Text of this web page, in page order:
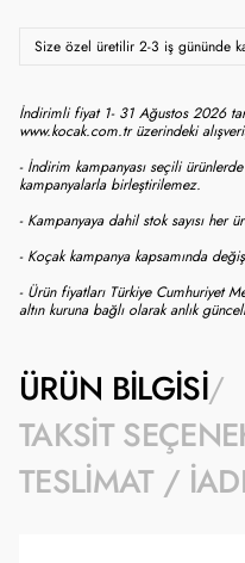
Size özel üretilir 2-3 iş gününde
İndirimli fiyat 1- 31 Ağustos 2026
www.kocak.com.tr üzerindeki
- İndirim kampanyası seçili
kampanyalarla birleştirilemez.
- Kampanyaya dahil stok sayısı her
- Koçak kampanya kapsamında
- Ürün fiyatları Türkiye Cumhuriyet
altın kuruna bağlı olarak anlık
ÜRÜN BILGISI
TAKSIT
TESLIMAT /